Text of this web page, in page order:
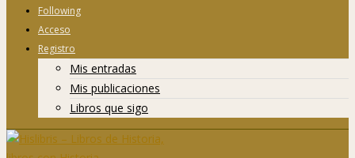
Following
Acceso
Registro
Mis entradas
Mis publicaciones
Libros que sigo